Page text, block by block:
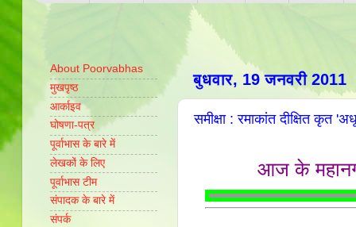
बुधवार, 19 जनवरी 2011
समीक्षा : रमाकांत दीक्षित कृत
आज के
About Poorvabhas
मुखपृष्ठ
आर्काइव
घोषणा-पत्र
पूर्वाभास के बारे में
लेखकों के लिए
पूर्वाभास टीम
संपादक के बारे में
संपर्क